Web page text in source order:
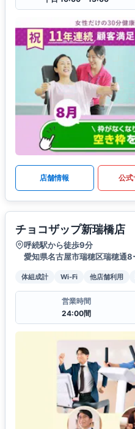
店舗情報 公式
チョコザップ新瑞橋店
呼続駅から徒歩9分
愛知県名古屋市瑞穂区瑞穂通
体組成計 Wi-Fi 他店舗利用
営業時間
24:00間